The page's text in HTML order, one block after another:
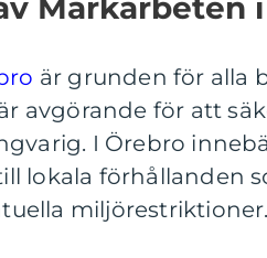
Markarbeten
är grunden för alla
avgörande för att
I Örebro
lokala förhållanden
miljörestriktioner.